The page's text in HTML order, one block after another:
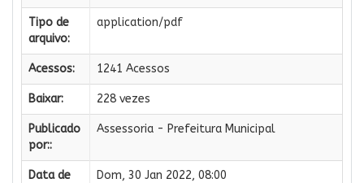
Tipo de
arquivo:
application/pdf
Acessos: 1241 Acessos
Baixar: 228 vezes
Publicado
por::
Assessoria - Prefeitura Municipal
Data de
Dom, 30 Jan 2022, 08:00